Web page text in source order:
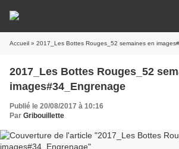
Accueil » 2017_Les Bottes Rouges_52 semaines en
2017_Les Bottes Rouges_52
images#34_Engrenage
Publié le 20/08/2017 à 10:16
Par Gribouillette